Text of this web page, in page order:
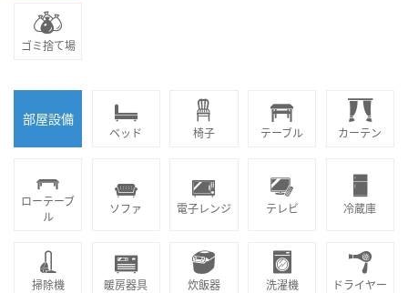
ゴミ捨て場
部屋設備
ベッド 椅子 テーブル カーテン
ローテーブ
ル
ソファ 電子レンジ テレビ 冷蔵庫
掃除機 暖房器具 炊飯器 洗濯機 ドライヤー